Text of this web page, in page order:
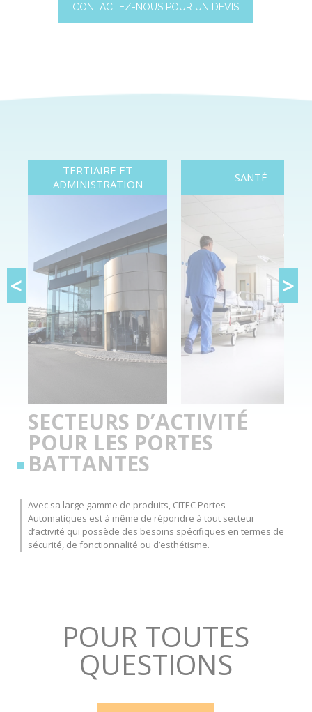
CONTACTEZ-NOUS POUR UN DEVIS
TERTIAIRE ET
ADMINISTRATION
SANTÉ
< >
SECTEURS D’ACTIVITÉ
POUR LES PORTES
BATTANTES
Avec sa large gamme de produits, CITEC Portes
Automatiques est à même de répondre à tout secteur
d’activité qui possède des besoins spécifiques en termes de
sécurité, de fonctionnalité ou d’esthétisme.
POUR TOUTES
QUESTIONS